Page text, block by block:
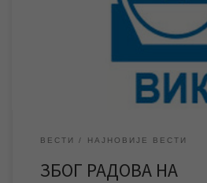
прекиди су у времену од 8,30 до
часова. У четвртак, 14. новембра,
Зрењанин и ЈКП „Водовод и
ВЕСТИ НАЈНОВИЈЕ ВЕСТИ
ЗБОГ РАДОВА НА